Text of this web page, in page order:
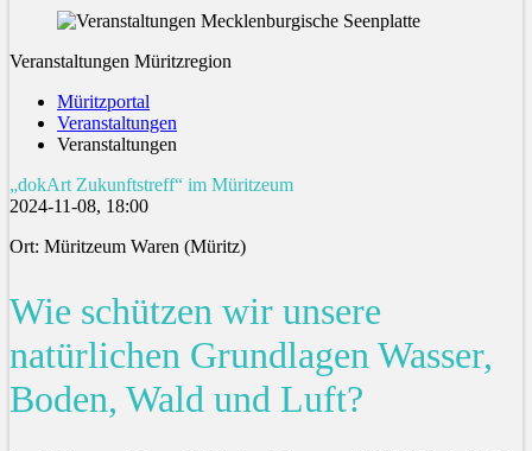
Veranstaltungen Müritzregion
Müritzportal
Veranstaltungen
Veranstaltungen
„dokArt Zukunftstreff“ im Müritzeum
2024-11-08, 18:00
Ort: Müritzeum Waren (Müritz)
Wie schützen wir unsere
natürlichen Grundlagen Wasser,
Boden, Wald und Luft?